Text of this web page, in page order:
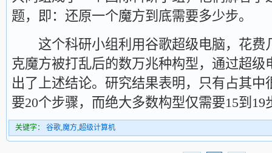
题，即：还原一个魔方到底需要多少步。
这个科研小组利用谷歌超级电脑，花费
克魔方被打乱后的数万兆种构型，通过超级
出了上述结论。研究结果表明，只有占其中
要20个步骤，而绝大多数构型仅需要15到
关键字： 谷歌,魔方,超级计算机